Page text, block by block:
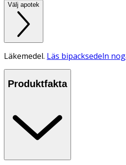
Välj apotek
Läkemedel. Läs bipacksedeln
Produktfakta